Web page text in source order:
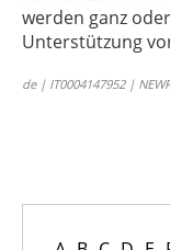
werden ganz
Unterstützung
de | IT0004147952 |